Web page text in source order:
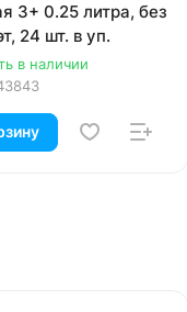
3+ 0.25 литра, без
24 шт. в уп.
в наличии